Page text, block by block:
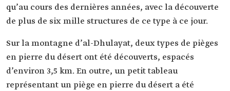
qu’au cours des dernières années, avec la découverte
de plus de six mille structures de ce type à ce jour.
Sur la montagne d’al-Dhulayat, deux types de pièges
en pierre du désert ont été découverts, espacés
d’environ 3,5 km. En outre, un petit tableau
représentant un piège en pierre du désert a été